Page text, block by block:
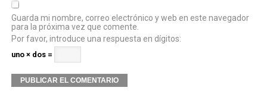
Guarda mi nombre, correo electrónico y web en este navegador
para la próxima vez que comente.
Por favor, introduce una respuesta en dígitos:
uno × dos =